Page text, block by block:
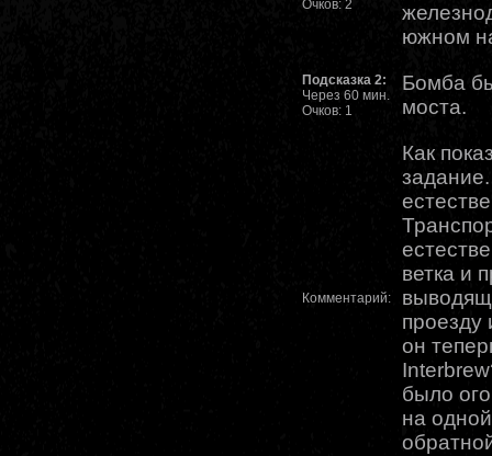
Очков: 2
южном
Подсказка 2:
Через 60 мин.
Очков: 1
Бомба
моста.
Комментарий:
Как
ветка и
проезду
он
было
на